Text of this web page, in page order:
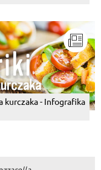
kurczaka - Infografika